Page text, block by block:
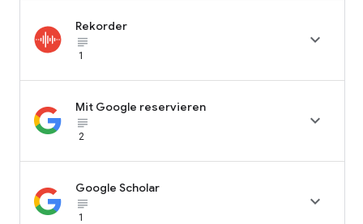
Rekorder
subject_black
1

Mit Google reservieren
subject_black
2

Google Scholar
subject_black
1
